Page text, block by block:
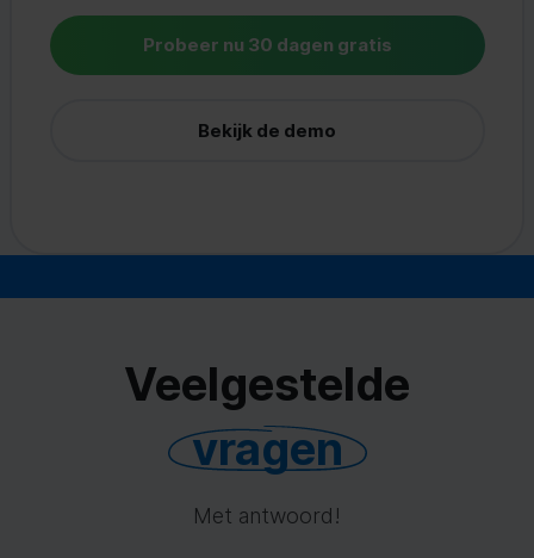
Probeer nu 30 dagen gratis
Bekijk de demo
Veelgestelde
vragen
Met antwoord!